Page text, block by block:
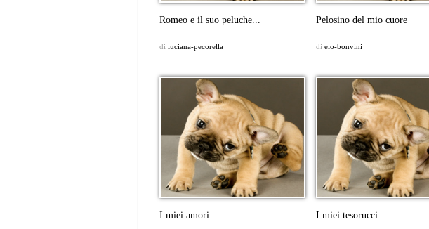
Romeo e il suo peluche...
di luciana-pecorella
Pelosino del mio cuore
di elo-bonvini
I miei amori I miei tesorucci